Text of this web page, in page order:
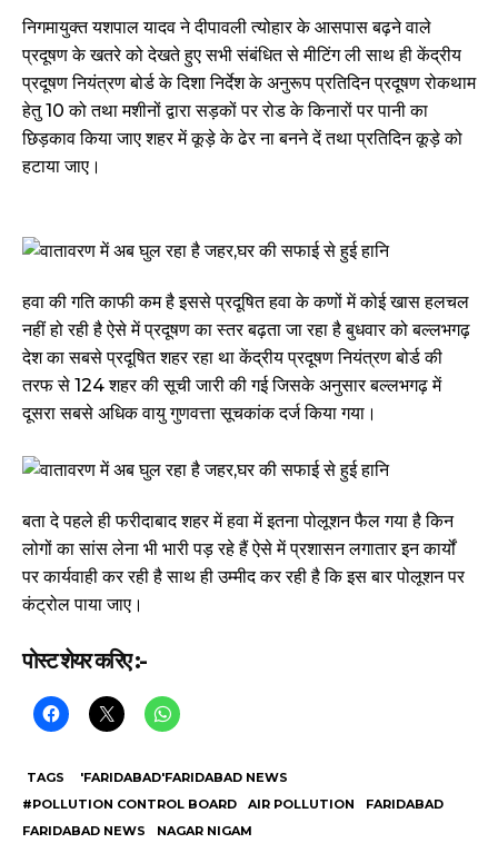
निगमायुक्त यशपाल यादव ने दीपावली त्योहार के आसपास बढ़ने वाले
प्रदूषण के खतरे को देखते हुए सभी संबंधित से मीटिंग ली साथ ही केंद्रीय
प्रदूषण नियंत्रण बोर्ड के दिशा निर्देश के अनुरूप प्रतिदिन प्रदूषण रोकथाम
हेतु 10 को तथा मशीनों द्वारा सड़कों पर रोड के किनारों पर पानी का
छिड़काव किया जाए शहर में कूड़े के ढेर ना बनने दें तथा प्रतिदिन कूड़े को
हटाया जाए।
हवा की गति काफी कम है इससे प्रदूषित हवा के कणों में कोई खास हलचल
नहीं हो रही है ऐसे में प्रदूषण का स्तर बढ़ता जा रहा है बुधवार को बल्लभगढ़
देश का सबसे प्रदूषित शहर रहा था केंद्रीय प्रदूषण नियंत्रण बोर्ड की
तरफ से 124 शहर की सूची जारी की गई जिसके अनुसार बल्लभगढ़ में
दूसरा सबसे अधिक वायु गुणवत्ता सूचकांक दर्ज किया गया।
बता दे पहले ही फरीदाबाद शहर में हवा में इतना पोलूशन फैल गया है किन
लोगों का सांस लेना भी भारी पड़ रहे हैं ऐसे में प्रशासन लगातार इन कार्यों
पर कार्यवाही कर रही है साथ ही उम्मीद कर रही है कि इस बार पोलूशन पर
कंट्रोल पाया जाए।
पोस्ट शेयर करिए :-
TAGS
'FARIDABAD'FARIDABAD NEWS
#POLLUTION CONTROL BOARD
AIR POLLUTION
FARIDABAD
FARIDABAD NEWS
NAGAR NIGAM